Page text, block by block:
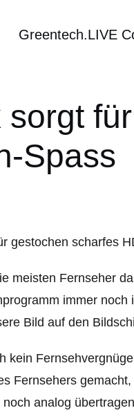
Greentech.LIVE
Spass
meisten Fernseher
immer
Bild auf den
kein
Fernsehers
analog